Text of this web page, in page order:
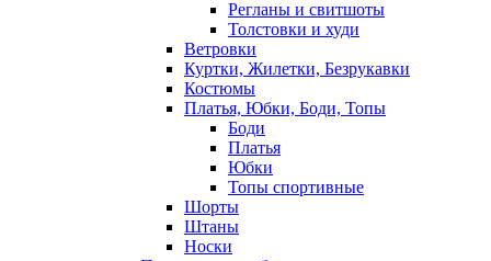
Регланы и свитшоты
Толстовки и худи
Ветровки
Куртки, Жилетки, Безрукавки
Костюмы
Платья, Юбки, Боди, Топы
Боди
Платья
Юбки
Топы спортивные
Шорты
Штаны
Носки